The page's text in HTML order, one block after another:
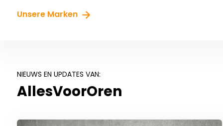
Unsere Marken
NIEUWS EN UPDATES VAN:
AllesVoorOren